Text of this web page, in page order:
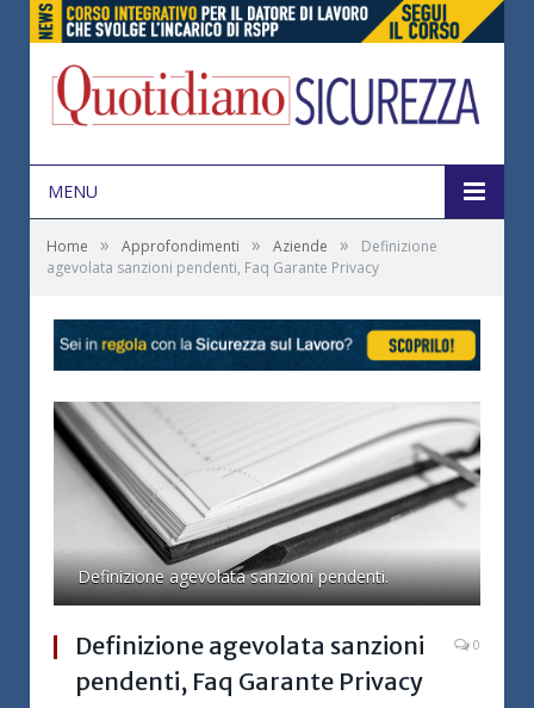
MENU
Home » Approfondimenti » Aziende »
Definizione
agevolata sanzioni pendenti, Faq Garante Privacy
Definizione agevolata sanzioni pendenti.
Definizione agevolata sanzioni
pendenti, Faq Garante Privacy
0